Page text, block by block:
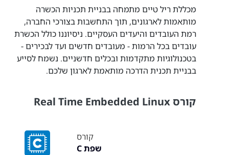
מכללת ריל טיים מתמחה בבניית תכניות הכשרה
מותאמות לארגונים, תוך התחשבות בצורכי החברה,
רמת העובדים והיעדים העסקיים. ניסיוננו כולל הכשרת
עובדים בכל הרמות - מעובדים חדשים ועד לבכירים -
בטכנולוגיות מתקדמות ובכלים חדשניים. נשמח לסייע
בבניית תכנית הדרכה מותאמת לארגון שלכם.
קורס Real Time Embedded Linux
קורס
שפת C